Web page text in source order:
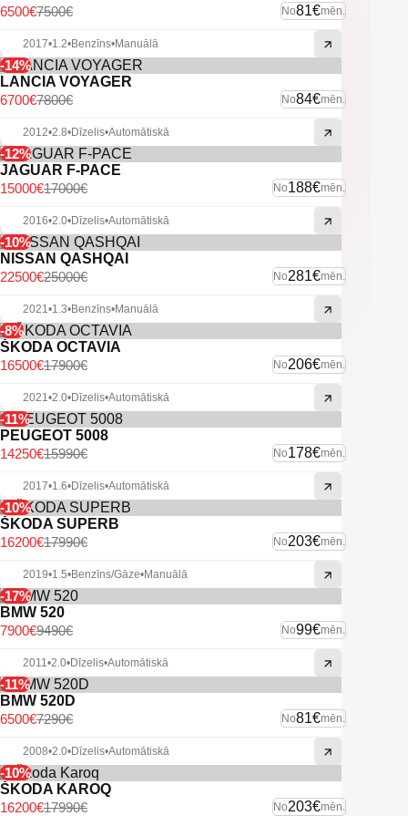
No81€mēn.
7500€
6500€
2017•1.2•Benzīns•Manuālā
-14%
LANCIA VOYAGER
No84€mēn.
7800€
6700€
2012•2.8•Dīzelis•Automātiskā
-12%
JAGUAR F-PACE
No188€mēn.
17000€
15000€
2016•2.0•Dīzelis•Automātiskā
-10%
NISSAN QASHQAI
No281€mēn.
25000€
22500€
2021•1.3•Benzīns•Manuālā
-8%
ŠKODA OCTAVIA
No206€mēn.
17900€
16500€
2021•2.0•Dīzelis•Automātiskā
-11%
PEUGEOT 5008
No178€mēn.
15990€
14250€
2017•1.6•Dīzelis•Automātiskā
-10%
ŠKODA SUPERB
No203€mēn.
17990€
16200€
2019•1.5•Benzīns/Gāze•Manuālā
-17%
BMW 520
No99€mēn.
9490€
7900€
2011•2.0•Dīzelis•Automātiskā
-11%
BMW 520D
No81€mēn.
7290€
6500€
2008•2.0•Dīzelis•Automātiskā
-10%
ŠKODA KAROQ
No203€mēn.
17990€
16200€